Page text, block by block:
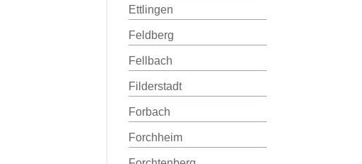
Ettlingen
Feldberg
Fellbach
Filderstadt
Forbach
Forchheim